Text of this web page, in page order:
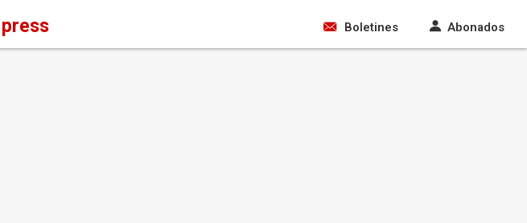
press Boletines Abonados